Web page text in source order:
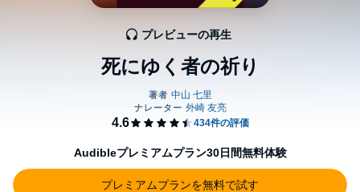
死にゆく者の祈り
プレビューの再生
Audibleプレミアムプラン30日間無料体験
プレミアムプランを無料で試す